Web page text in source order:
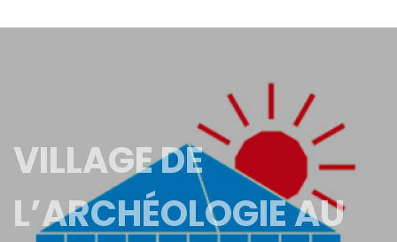
VILLAGE DE
L’ARCHÉOLOGIE AU